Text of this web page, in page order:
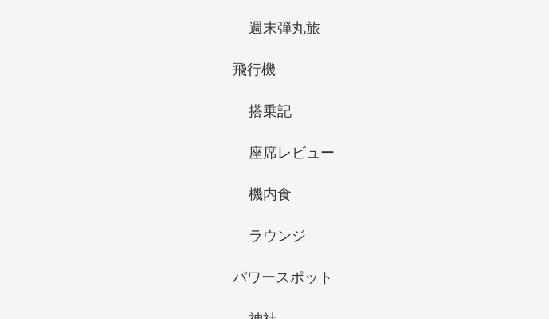
週末弾丸旅
飛行機
搭乗記
座席レビュー
機内食
ラウンジ
パワースポット